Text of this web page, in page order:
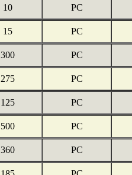
10 PC
15 PC
300 PC
275 PC
125 PC
500 PC
360 PC